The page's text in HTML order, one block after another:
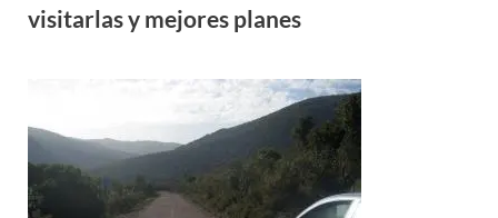
visitarlas y mejores planes